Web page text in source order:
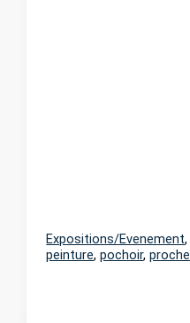
Expositions/Evenement
peinture,pochoir,